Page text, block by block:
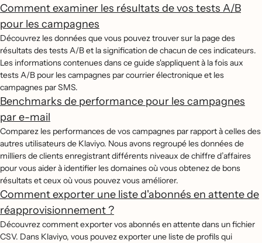
Comment examiner les résultats de vos tests A/B
pour les campagnes
Découvrez les données que vous pouvez trouver sur la page des
résultats des tests A/B et la signification de chacun de ces indicateurs.
Les informations contenues dans ce guide s'appliquent à la fois aux
tests A/B pour les campagnes par courrier électronique et les
campagnes par SMS.
Benchmarks de performance pour les campagnes
par e-mail
Comparez les performances de vos campagnes par rapport à celles des
autres utilisateurs de Klaviyo. Nous avons regroupé les données de
milliers de clients enregistrant différents niveaux de chiffre d’affaires
pour vous aider à identifier les domaines où vous obtenez de bons
résultats et ceux où vous pouvez vous améliorer.
Comment exporter une liste d'abonnés en attente de
réapprovisionnement ?
Découvrez comment exporter vos abonnés en attente dans un fichier
CSV. Dans Klaviyo, vous pouvez exporter une liste de profils qui